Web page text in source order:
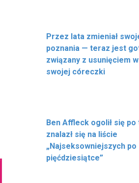
Przez lata zmieniał
poznania — teraz jest
związany z usunięciem
swojej córeczki
Ben Affleck ogolił się po
znalazł się na liście
„Najseksowniejszych po
pięćdziesiątce”